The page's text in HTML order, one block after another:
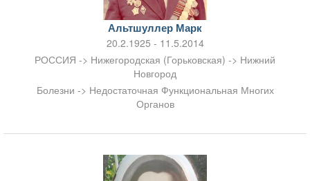
Альтшуллер Марк
20.2.1925 - 11.5.2014
РОССИЯ -> Нижегородская (Горьковская) -> Нижний
Новгород
Болезни -> Недостаточная Функциональная Многих
Органов